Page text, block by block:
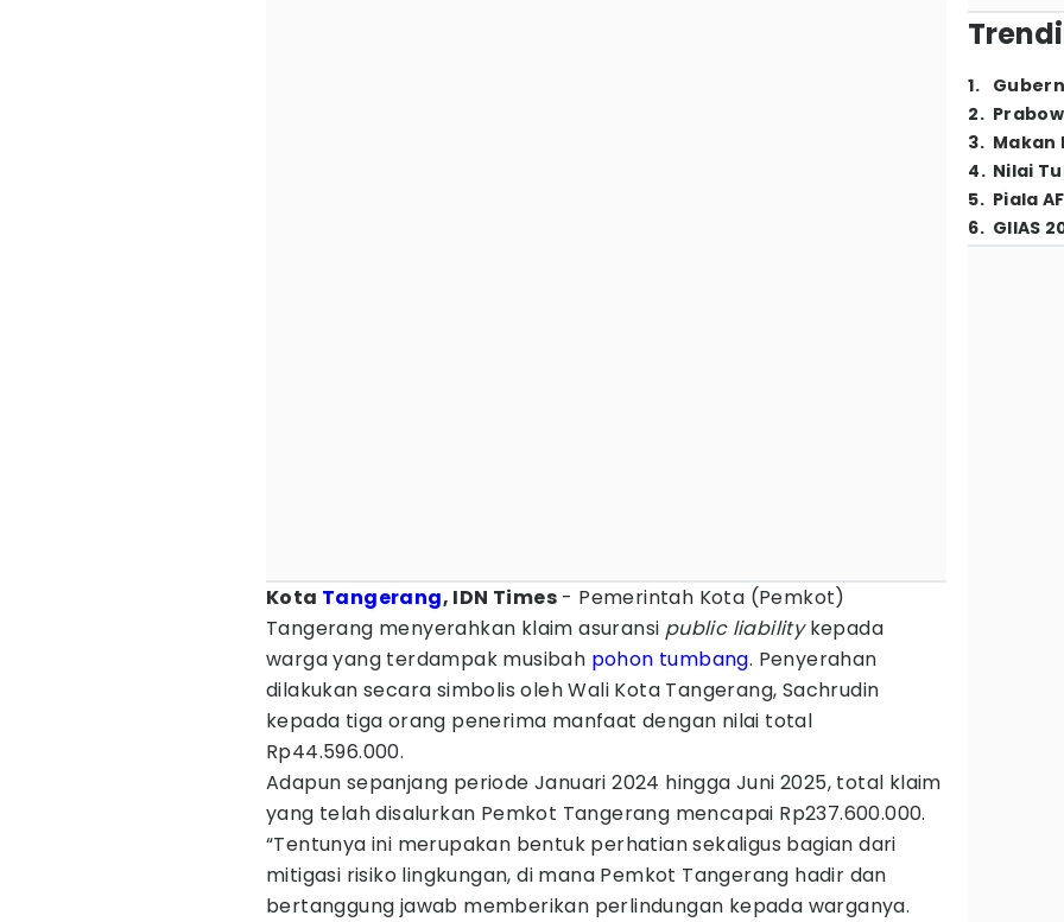
Kota Tangerang, IDN Times - Pemerintah Kota (Pemkot)
Tangerang menyerahkan klaim asuransi public liabilitykepada
warga yang terdampak musibah pohon tumbang. Penyerahan
dilakukan secara simbolis oleh Wali Kota Tangerang, Sachrudin
kepada tiga orang penerima manfaat dengan nilai total
Rp44.596.000.
Adapun sepanjang periode Januari 2024 hingga Juni 2025, total klaim
yang telah disalurkan Pemkot Tangerang mencapai Rp237.600.000.
“Tentunya ini merupakan bentuk perhatian sekaligus bagian dari
mitigasi risiko lingkungan, di mana Pemkot Tangerang hadir dan
bertanggung jawab memberikan perlindungan kepada warganya.
1.
2.
3. Makan
4. Nilai
5. Piala
6. GIIAS